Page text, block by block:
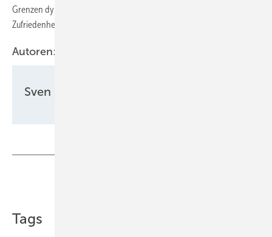
Grenzen dynamischer Stromtarife ist unerlässlich, um langfristige
Zufriedenheit zu sichern“, betont sie.
Autoren:
Sven Ullrich
Tags